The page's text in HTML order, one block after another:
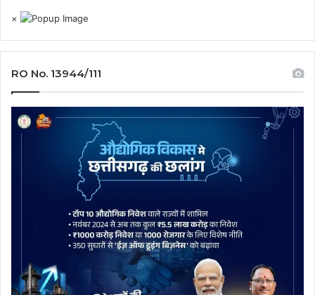
×
RO No. 13944/111